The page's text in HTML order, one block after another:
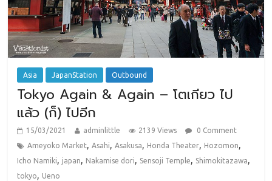
Asia JapanStation Outbound
Tokyo Again & Again – โตเกียว ไป
แล้ว (ก็) ไปอีก
15/03/2021 adminlittle 2139 Views
0 Comment
Ameyoko Market,Asahi,Asakusa, Honda Theater, Hozomon,
Icho Namiki, japan, Nakamise dori, Sensoji Temple, Shimokitazawa,
tokyo, Ueno